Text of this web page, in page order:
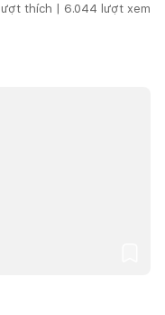
lượt thích | 6.044 lượt xem